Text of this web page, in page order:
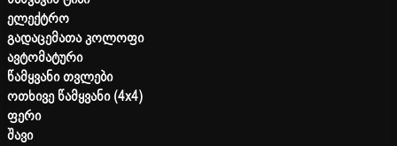
ელექტრო
გადაცემათა კოლოფი
ავტომატური
წამყვანი თვლები
ოთხივე წამყვანი (4x4)
ფერი
შავი